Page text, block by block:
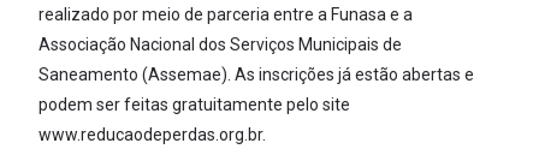
realizado por meio de parceria entre a Funasa e a
Associação Nacional dos Serviços Municipais de
Saneamento (Assemae). As inscrições já estão abertas e
podem ser feitas gratuitamente pelo site
www.reducaodeperdas.org.br.